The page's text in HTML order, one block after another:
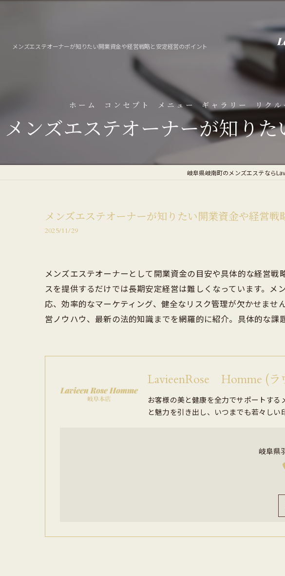
メンズエステオーナーが知りたい開業資金や経営戦略と安定経営のポイント
ホーム コンセプト メニュー ギャラリー
よくある質問
リク
メンズエステオーナーが知り
岐阜県岐南町のメンズエステなら
メンズエステオーナーが知りたい開業資金や経営戦
2025/11/29
メンズエステオーナーとして開業資金の目安や具体的な経営
スを提供するだけでは長期安定経営は難しくなっています。
応、効率的なマーケティング、健全なリスク管理が欠かせま
営ノウハウ、最新の法的知識までを網羅的に紹介。具体的な課
LavieenRose Homme (ラ
お客様の美と健康を全力でサポートす
と魅力を引き出し、いつまでも若々しい
岐阜県